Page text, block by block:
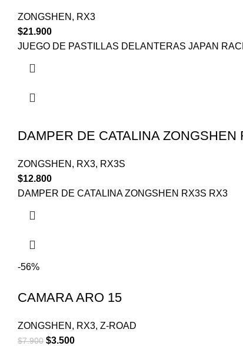
ZONGSHEN , RX3
$21.900
JUEGO DE PASTILLAS DELANTERAS JAPAN
DAMPER DE CATALINA ZONGSHEN
ZONGSHEN , RX3, RX3S
$12.800
DAMPER DE CATALINA ZONGSHEN RX3S RX3
-56%
CAMARA ARO 15
ZONGSHEN , RX3, Z-ROAD
$7.900 $3.500